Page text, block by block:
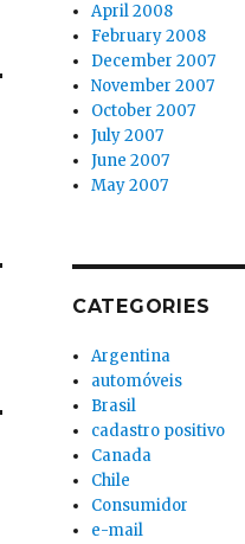
April 2008
February 2008
December 2007
November 2007
October 2007
July 2007
June 2007
May 2007
CATEGORIES
Argentina
automóveis
Brasil
cadastro positivo
Canada
Chile
Consumidor
e-mail